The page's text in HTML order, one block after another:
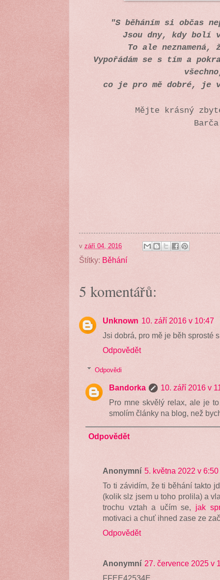
"S běháním si občas
Jsou dny, kdy
To ale neznamená,
Vypořádám se s tím a
co je pro mě dobré, je
Mějte krásný
Barča
v září 04, 2016
Štítky: Běhání
5 komentářů:
Unknown 10. září 2016 v 10:47
Jsi dobrá, pro mě je běh sprosté
Odpovědět
Odpovědi
Bandorka
10. září 2016 v
Pro mne skvělý relax, ale je
smolím články na blog, než
Odpovědět
Anonymní 5. května 2022 v 6:50
To ti závidím, že ti běhání takto
(kolik slz jsem u toho prolila) a
trochu vztah a učím se, jak
motivaci a chuť ihned zase ze
Odpovědět
Anonymní 27. července 2025 v
FFEE42534E